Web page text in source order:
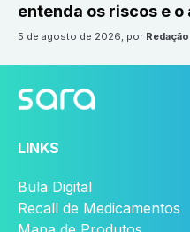
entenda os riscos e
5 de agosto de 2026, por
LINKS
Bula Digital
Recall de Medicamentos